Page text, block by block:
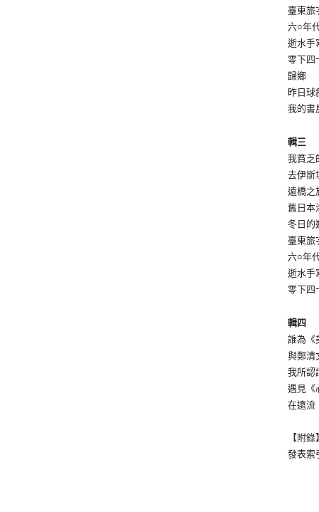
臺東旅
六○年
逝水手
零下四
歸鄉
昨日球
我的書
輯三
我貧乏
去伊斯
遠橋之
舊日本
冬日的
臺東旅
六○年
逝水手
零下四
輯四
誰為《
與鄭清
我所認
遇見《
在遠流
【附
發表索